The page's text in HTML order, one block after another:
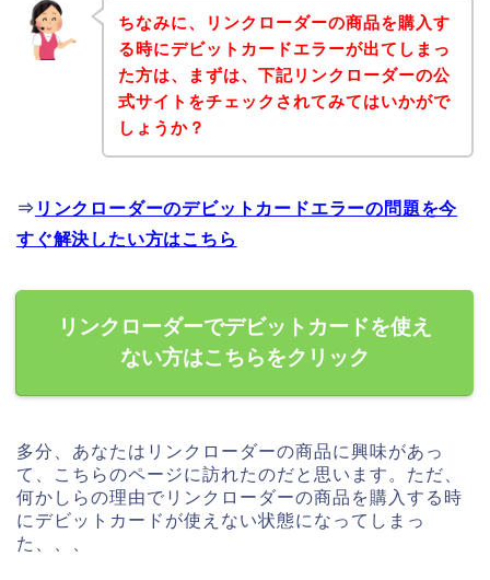
ちなみに、リンクローダーの商品を購入す
る時にデビットカードエラーが出てしまっ
た方は、まずは、下記リンクローダーの公
式サイトをチェックされてみてはいかがで
しょうか？
⇒ リンクローダーのデビットカードエラーの問題を今
すぐ解決したい方はこちら
リンクローダーでデビットカードを使え
ない方はこちらをクリック
多分、あなたはリンクローダーの商品に興味があっ
て、こちらのページに訪れたのだと思います。ただ、
何かしらの理由でリンクローダーの商品を購入する時
にデビットカードが使えない状態になってしまっ
た、、、